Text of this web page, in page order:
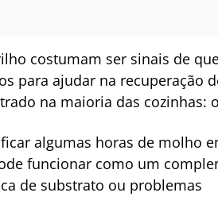
costumam ser sinais de
para ajudar na recuperação
na maioria das cozinhas:
algumas horas de molho
funcionar como um
de substrato ou problemas